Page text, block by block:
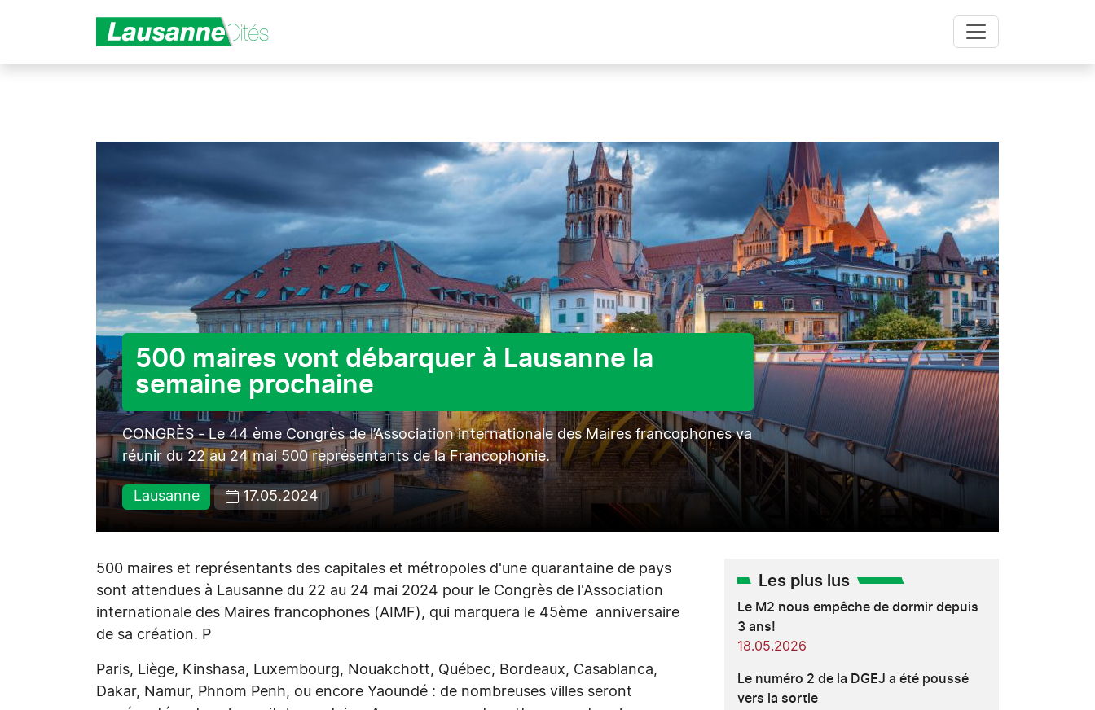
500 maires vont débarquer à Lausanne la
semaine prochaine
CONGRÈS - Le 44 ème Congrès de l’Association internationale des Maires francophones va
réunir du 22 au 24 mai 500 représentants de la Francophonie.
Lausanne 17.05.2024
500 maires et représentants des capitales et métropoles d'une quarantaine de pays
sont attendues à Lausanne du 22 au 24 mai 2024 pour le Congrès de l'Association
internationale des Maires francophones (AIMF), qui marquera le 45ème anniversaire
de sa création. P
Paris, Liège, Kinshasa, Luxembourg, Nouakchott, Québec, Bordeaux, Casablanca,
Dakar, Namur, Phnom Penh, ou encore Yaoundé : de nombreuses villes seront
Les plus lus
Le M2 nous empêche de dormir depuis
3 ans!
18.05.2026
Le numéro 2 de la DGEJ a été poussé
vers la sortie